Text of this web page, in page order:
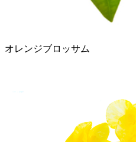
オレンジブロッサム